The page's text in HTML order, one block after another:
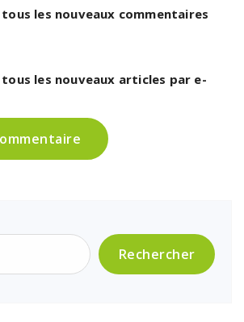
les nouveaux commentaires
les nouveaux articles par e-
Rechercher